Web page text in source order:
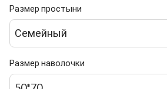
Размер простыни
Семейный
Размер наволочки